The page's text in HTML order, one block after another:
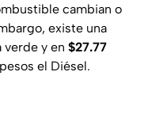
cambian o
existe una
y en $27.77
el Diésel.